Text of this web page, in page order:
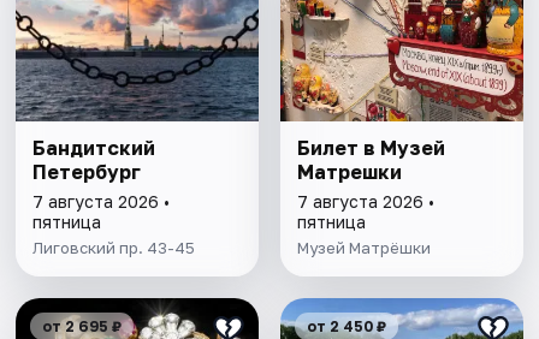
Бандитский
Петербург
7 августа 2026 •
пятница
Лиговский пр. 43-45
Билет в Музей
Матрешки
7 августа 2026 •
пятница
Музей Матрёшки
от 2 695 ₽ от 2 450 ₽